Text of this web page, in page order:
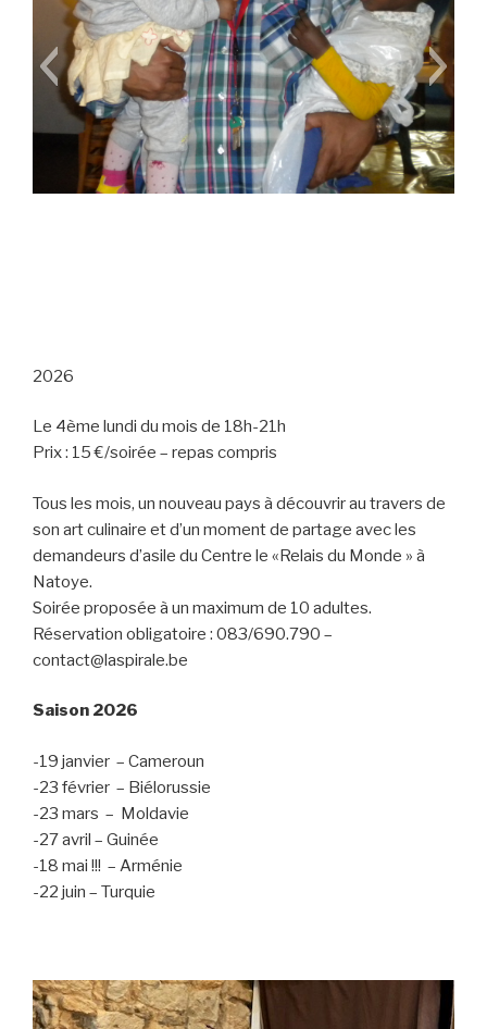
cuisine_du_monde_(4)
cuisine_du_monde_(3)
cuisine_du_monde_(1)
cuisine_du_monde_(2)
2026
Le 4ème lundi du mois de 18h-21h
Prix : 15 €/soirée – repas compris
Tous les mois, un nouveau pays à découvrir au travers de
son art culinaire et d’un moment de partage avec les
demandeurs d’asile du Centre le «Relais du Monde » à
Natoye.
Soirée proposée à un maximum de 10 adultes.
Réservation obligatoire : 083/690.790 –
contact@laspirale.be
Saison 2026
-19 janvier – Cameroun
-23 février – Biélorussie
-23 mars – Moldavie
-27 avril – Guinée
-18 mai !!! – Arménie
-22 juin – Turquie